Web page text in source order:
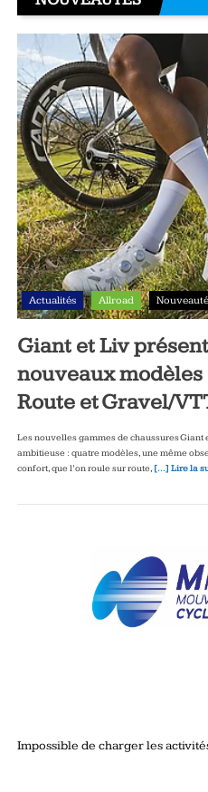
Actualités Allroad
Giant et Liv
nouveaux modèles
Route et Gravel/
Les nouvelles gammes de chaussures
ambitieuse : quatre modèles, une même
confort, que l’on roule sur route, […] Lire la
Impossible de charger les